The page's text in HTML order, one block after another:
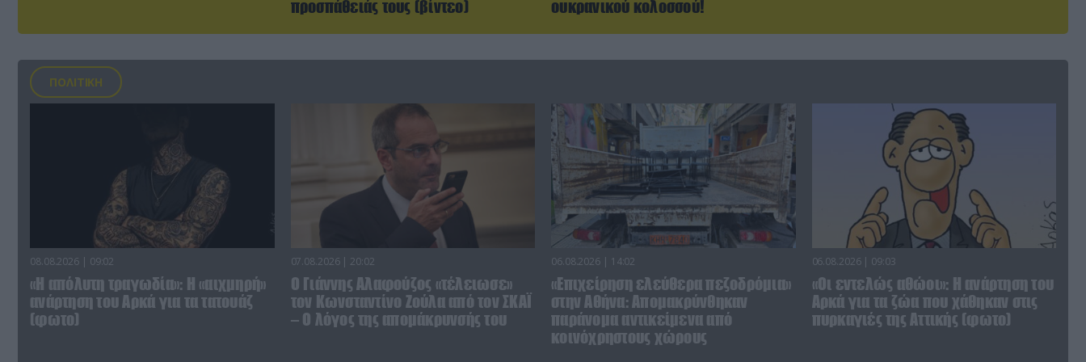
προσπάθειάς τους (βίντεο)
ουκρανικού κολοσσού!
ΠΟΛΙΤΙΚΗ
08.08.2026 | 09:02
«Η απόλυτη τραγωδία»: Η «αιχμηρή»
ανάρτηση του Αρκά για τα τατουάζ
(φωτο)
07.08.2026 | 20:02
Ο Γιάννης Αλαφούζος «τέλειωσε»
τον Κωνσταντίνο Ζούλα από τον ΣΚΑΪ
– Ο λόγος της απομάκρυνσής του
06.08.2026 | 14:02
«Επιχείρηση ελεύθερα πεζοδρόμια»
στην Αθήνα: Απομακρύνθηκαν
παράνομα αντικείμενα από
κοινόχρηστους χώρους
06.08.2026 | 09:03
«Οι εντελώς αθώοι»: Η ανάρτηση του
Αρκά για τα ζώα που χάθηκαν στις
πυρκαγιές της Αττικής (φωτο)